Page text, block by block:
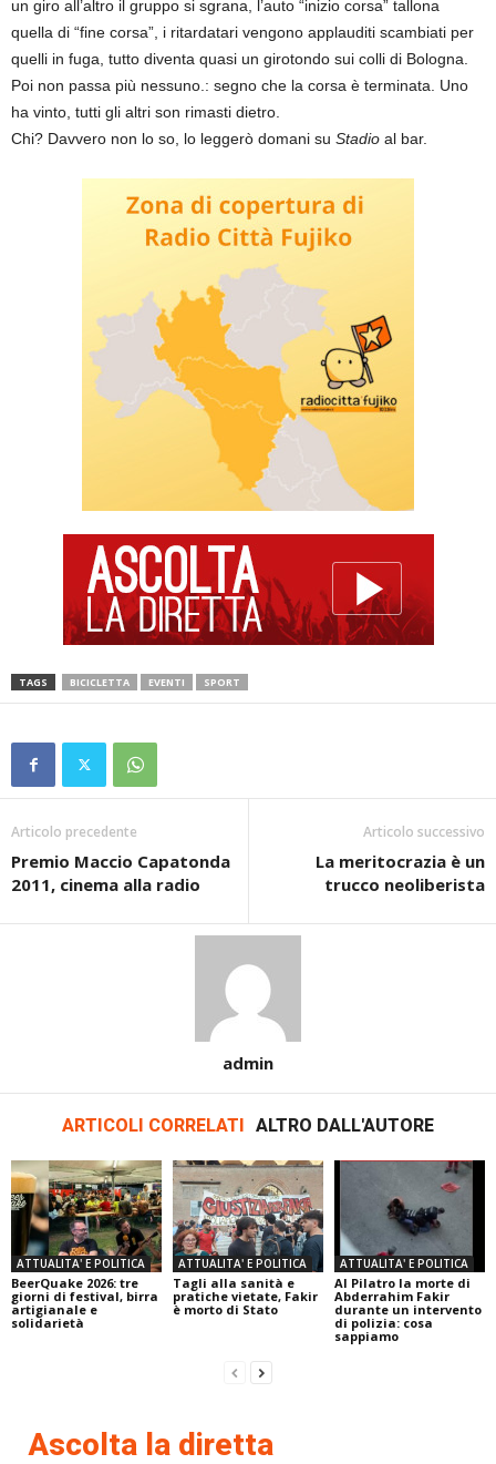
un giro all’altro il gruppo si sgrana, l’auto “inizio corsa” tallona
quella di “fine corsa”, i ritardatari vengono applauditi scambiati per
quelli in fuga, tutto diventa quasi un girotondo sui colli di Bologna.
Poi non passa più nessuno.: segno che la corsa è terminata. Uno
ha vinto, tutti gli altri son rimasti dietro.
Chi? Davvero non lo so, lo leggerò domani su Stadio al bar.
TAGS BICICLETTA EVENTI SPORT
Articolo precedente
Premio Maccio Capatonda
2011, cinema alla radio
Articolo successivo
La meritocrazia è un
trucco neoliberista
admin
ARTICOLI CORRELATI ALTRO DALL'AUTORE
ATTUALITA' E POLITICA
BeerQuake 2026: tre
giorni di festival, birra
artigianale e
solidarietà
ATTUALITA' E POLITICA
Tagli alla sanità e
pratiche vietate, Fakir
è morto di Stato
ATTUALITA' E POLITICA
Al Pilatro la morte di
Abderrahim Fakir
durante un intervento
di polizia: cosa
sappiamo
Ascolta la diretta